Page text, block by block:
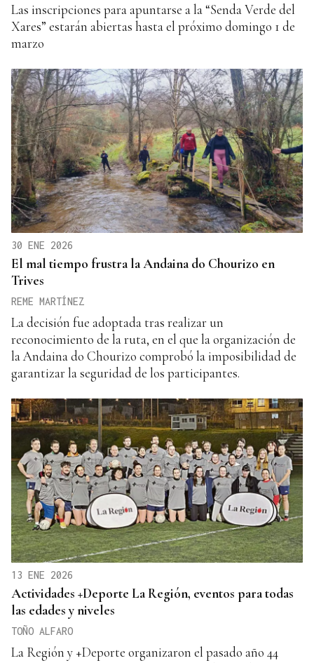
Las inscripciones para apuntarse a la “Senda Verde del
Xares” estarán abiertas hasta el próximo domingo 1 de
marzo
30 ENE 2026
El mal tiempo frustra la Andaina do Chourizo en
Trives
REME MARTÍNEZ
La decisión fue adoptada tras realizar un
reconocimiento de la ruta, en el que la organización de
la Andaina do Chourizo comprobó la imposibilidad de
garantizar la seguridad de los participantes.
13 ENE 2026
Actividades +Deporte La Región, eventos para todas
las edades y niveles
TOÑO ALFARO
La Región y +Deporte organizaron el pasado año 44